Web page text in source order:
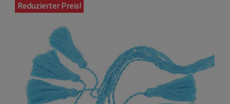
Reduzierter Preis!